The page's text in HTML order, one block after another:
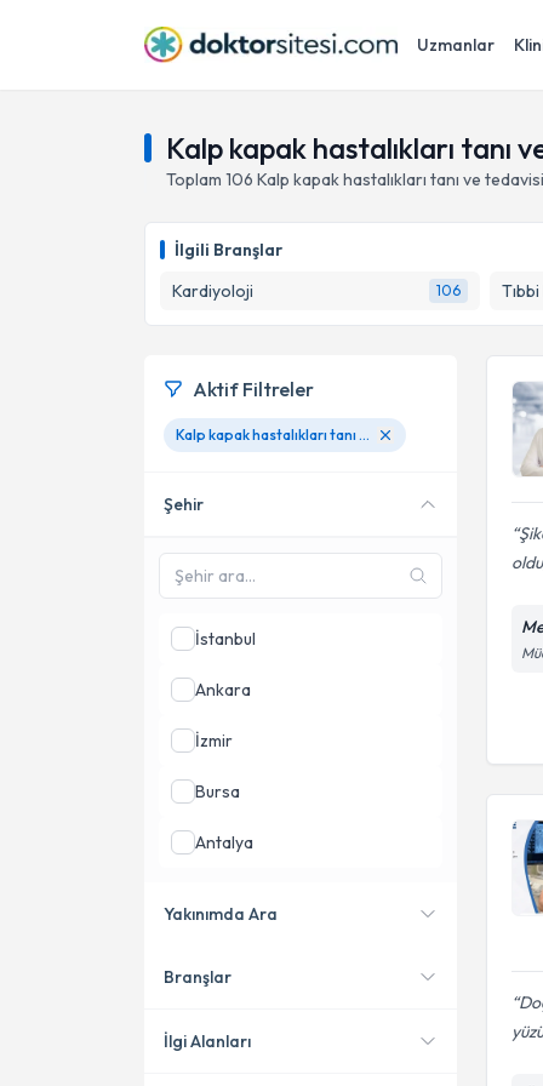
Uzmanlar
Kalp kapak hastalıkları
Toplam 106 Kalp kapak hastalıkları tanı ve tedavisi
İlgili Branşlar
Kardiyoloji
106
Aktif Filtreler
Kalp kapak hastalıkları tanı ve tedavisi
Şehir
İstanbul
Ankara
İzmir
Bursa
Antalya
Yakınımda Ara
Konumuma yakın uzmanları
Branşlar
İlgi Alanları